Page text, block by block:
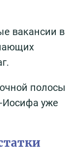
вакансии в
полосы
уже